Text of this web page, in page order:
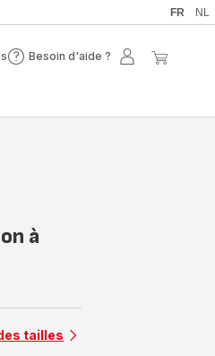
FR NL
Besoin d'aide ?
Besoin
Mon
à
tailles